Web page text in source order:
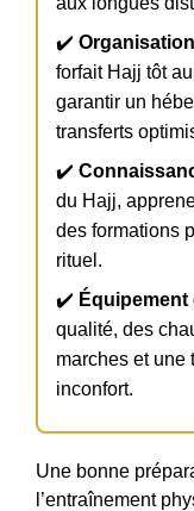
✔️
forfait Hajj tôt
garantir un
transferts
✔️
du Hajj,
des formations
rituel.
✔️ Équipement
qualité, des
marches et une
inconfort.
Une bonne
l’entraînement